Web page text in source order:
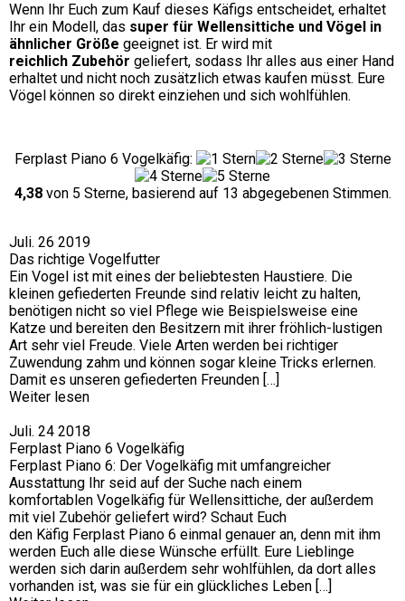
Wenn Ihr Euch zum Kauf dieses Käfigs entscheidet, erhaltet
Ihr ein Modell, das super für Wellensittiche und Vögel in
ähnlicher Größe geeignet ist. Er wird mit
reichlich Zubehör geliefert, sodass Ihr alles aus einer Hand
erhaltet und nicht noch zusätzlich etwas kaufen müsst. Eure
Vögel können so direkt einziehen und sich wohlfühlen.
Ferplast Piano 6 Vogelkäfig:
4,38von 5 Sterne, basierend auf 13 abgegebenen Stimmen.
Juli. 26 2019
Das richtige Vogelfutter
Ein Vogel ist mit eines der beliebtesten Haustiere. Die
kleinen gefiederten Freunde sind relativ leicht zu halten,
benötigen nicht so viel Pflege wie Beispielsweise eine
Katze und bereiten den Besitzern mit ihrer fröhlich-lustigen
Art sehr viel Freude. Viele Arten werden bei richtiger
Zuwendung zahm und können sogar kleine Tricks erlernen.
Damit es unseren gefiederten Freunden […]
Weiter lesen
Juli. 24 2018
Ferplast Piano 6 Vogelkäfig
Ferplast Piano 6: Der Vogelkäfig mit umfangreicher
Ausstattung Ihr seid auf der Suche nach einem
komfortablen Vogelkäfig für Wellensittiche, der außerdem
mit viel Zubehör geliefert wird? Schaut Euch
den Käfig Ferplast Piano 6 einmal genauer an, denn mit ihm
werden Euch alle diese Wünsche erfüllt. Eure Lieblinge
werden sich darin außerdem sehr wohlfühlen, da dort alles
vorhanden ist, was sie für ein glückliches Leben […]